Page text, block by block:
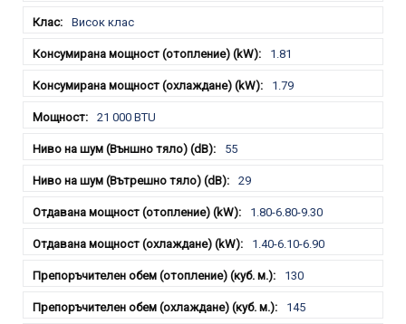
Висок клас
1.81
1.79
21 000 BTU
55
29
1.80-6.80-9.30
1.40-6.10-6.90
130
145